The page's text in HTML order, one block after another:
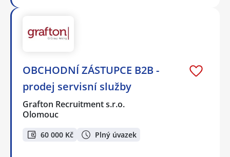
OBCHODNÍ ZÁSTUPCE B2B -
prodej servisní služby
Grafton Recruitment s.r.o.
Olomouc
60 000 Kč Plný úvazek